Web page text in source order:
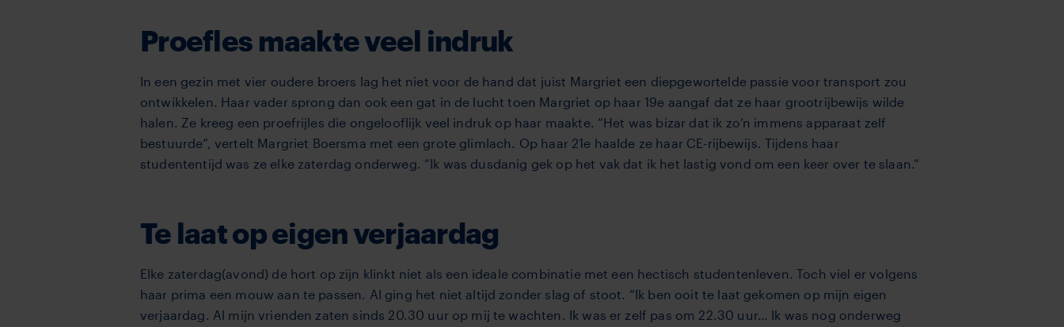
Proefles maakte veel indruk
In een gezin met vier oudere broers lag het niet voor de hand dat juist Margriet een diepgewortelde passie voor transport zou
ontwikkelen. Haar vader sprong dan ook een gat in de lucht toen Margriet op haar 19e aangaf dat ze haar grootrijbewijs wilde
halen. Ze kreeg een proefrijles die ongelooflijk veel indruk op haar maakte. “Het was bizar dat ik zo’n immens apparaat zelf
bestuurde”, vertelt Margriet Boersma met een grote glimlach. Op haar 21e haalde ze haar CE-rijbewijs. Tijdens haar
studententijd was ze elke zaterdag onderweg. “Ik was dusdanig gek op het vak dat ik het lastig vond om een keer over te slaan.”
Te laat op eigen verjaardag
Elke zaterdag(avond) de hort op zijn klinkt niet als een ideale combinatie met een hectisch studentenleven. Toch viel er volgens
haar prima een mouw aan te passen. Al ging het niet altijd zonder slag of stoot. “Ik ben ooit te laat gekomen op mijn eigen
verjaardag. Al mijn vrienden zaten sinds 20.30 uur op mij te wachten. Ik was er zelf pas om 22.30 uur… Ik was nog onderweg